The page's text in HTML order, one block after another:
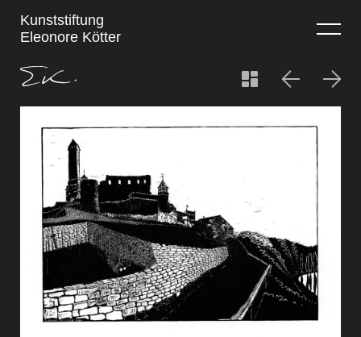
Kunststiftung
Eleonore Kötter